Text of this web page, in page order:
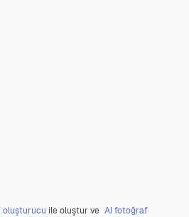
oluşturucu ile oluştur ve AI fotoğraf